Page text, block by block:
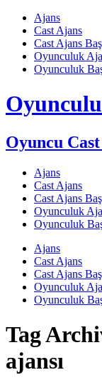
Skip
content
Ajans
Cast Ajans
Cast Ajans
Oyunculuk
Oyunculuk
Oyuncu
Ajans
Cast Ajans
Cast Ajans
Oyunculuk
Oyunculuk
Ajans
Cast Ajans
Cast Ajans
Oyunculuk
Oyunculuk
Tag
ajansı